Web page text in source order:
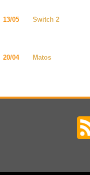
13/05 Switch 2
20/04 Matos